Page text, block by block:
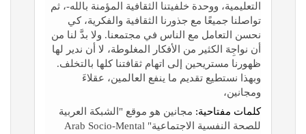
التعليمية، ووحدة خلفيتنا الثقافية المؤمنة بالله-، ثم
تواصلنا جميعًا مع جذورنا الثقافية والفكرية، كي
نحسن التعامل مع الناس في مجتمعنا. ولا بدَّ لنا من
أن نواجِهَ الكثير من الأفكار المغلوطة، لا أن ندير لها
ظهورنا مستريحين إلى اتهام ثقافتنا كلها بالتخلف.
وبهذا نستطيع تقديم ما ينفع العالمين، عقلاءَ
ومجانين،
كلمات مفتاحية: مجانين هو موقع "الشبكة العربية
للصحة النفسية الاجتماعية" Arab Socio-Mental